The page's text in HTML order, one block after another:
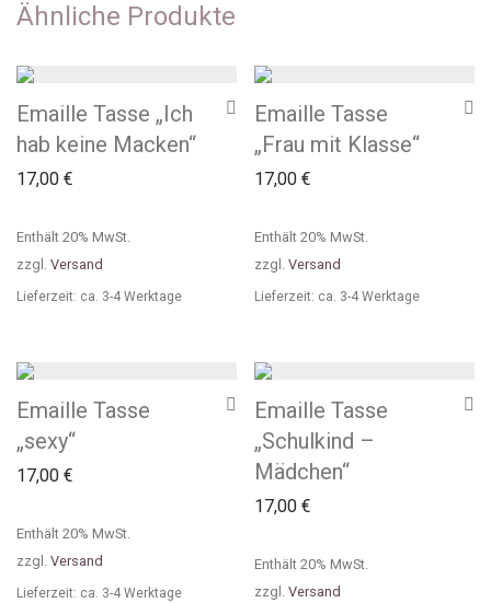
Ähnliche Produkte
Emaille Tasse „Ich
hab keine Macken“
17,00 €
Enthält 20% MwSt.
zzgl. Versand
Lieferzeit: ca. 3-4 Werktage
Emaille Tasse
„Frau mit Klasse“
17,00 €
Enthält 20% MwSt.
zzgl. Versand
Lieferzeit: ca. 3-4 Werktage
Emaille Tasse
„sexy“
17,00 €
Enthält 20% MwSt.
zzgl. Versand
Lieferzeit: ca. 3-4 Werktage
Emaille Tasse
„Schulkind –
Mädchen“
17,00 €
Enthält 20% MwSt.
zzgl. Versand